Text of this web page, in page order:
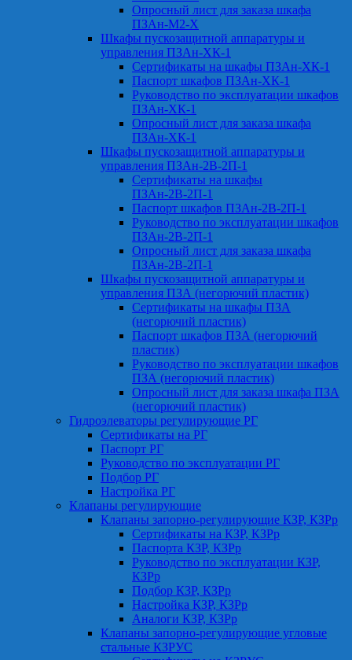
Опросный лист для заказа шкафа
ПЗАн-М2-Х
Шкафы пускозащитной аппаратуры и
управления ПЗАн-ХК-1
Сертификаты на шкафы ПЗАн-ХК-1
Паспорт шкафов ПЗАн-ХК-1
Руководство по эксплуатации шкафов
ПЗАн-ХК-1
Опросный лист для заказа шкафа
ПЗАн-ХК-1
Шкафы пускозащитной аппаратуры и
управления ПЗАн-2В-2П-1
Сертификаты на шкафы
ПЗАн-2В-2П-1
Паспорт шкафов ПЗАн-2В-2П-1
Руководство по эксплуатации шкафов
ПЗАн-2В-2П-1
Опросный лист для заказа шкафа
ПЗАн-2В-2П-1
Шкафы пускозащитной аппаратуры и
управления ПЗА (негорючий пластик)
Сертификаты на шкафы ПЗА
(негорючий пластик)
Паспорт шкафов ПЗА (негорючий
пластик)
Руководство по эксплуатации шкафов
ПЗА (негорючий пластик)
Опросный лист для заказа шкафа ПЗА
(негорючий пластик)
Гидроэлеваторы регулирующие РГ
Сертификаты на РГ
Паспорт РГ
Руководство по эксплуатации РГ
Подбор РГ
Настройка РГ
Клапаны регулирующие
Клапаны запорно-регулирующие КЗР, КЗРр
Сертификаты на КЗР, КЗРр
Паспорта КЗР, КЗРр
Руководство по эксплуатации КЗР,
КЗРр
Подбор КЗР, КЗРр
Настройка КЗР, КЗРр
Аналоги КЗР, КЗРр
Клапаны запорно-регулирующие угловые
стальные КЗРУС